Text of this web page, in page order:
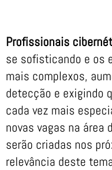
Profissionais
se sofisticando e os
mais complexos,
detecção e exigindo
cada vez mais
novas vagas na área
serão criadas nos
relevância deste